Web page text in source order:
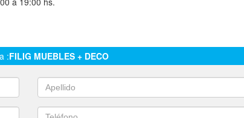
:FILIG MUEBLES + DECO